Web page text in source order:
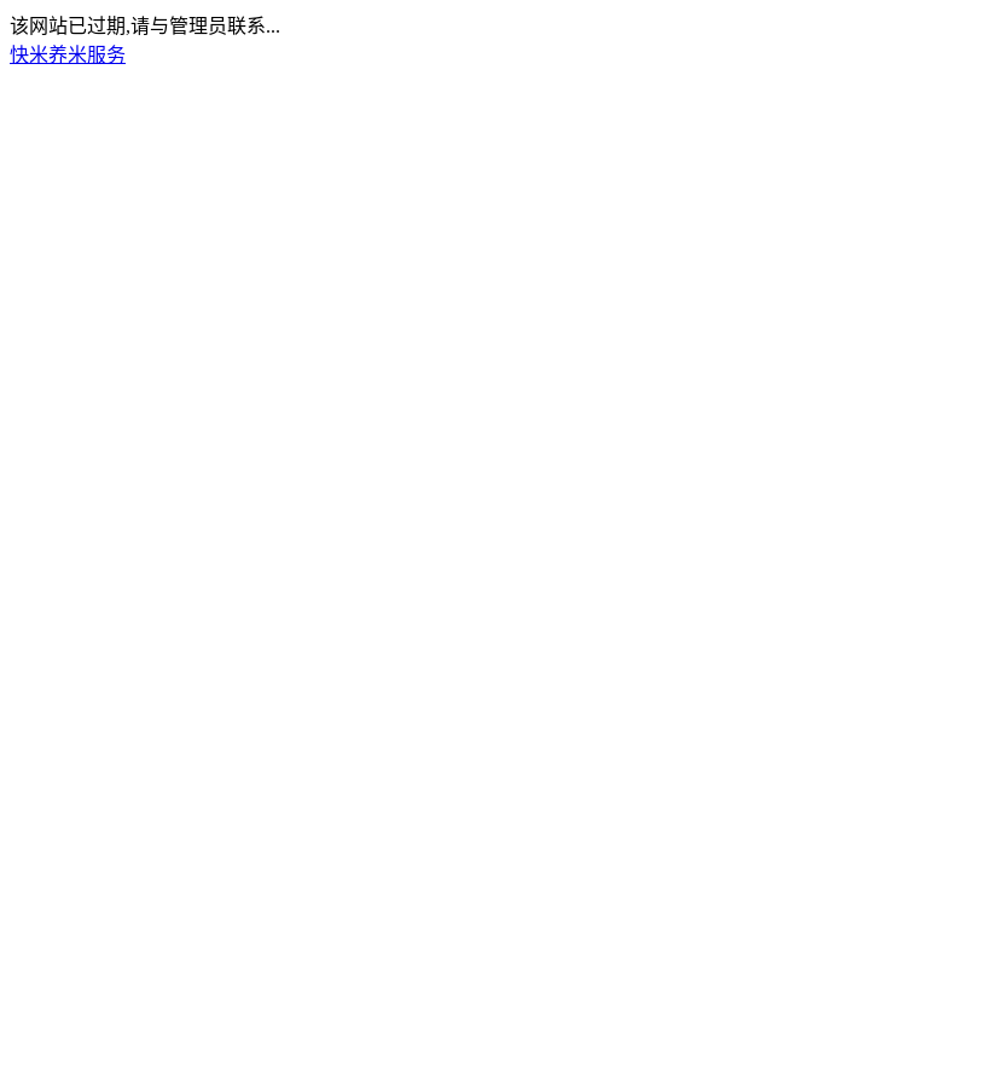
该网站已过期,请与管理员联系...
快米养米服务